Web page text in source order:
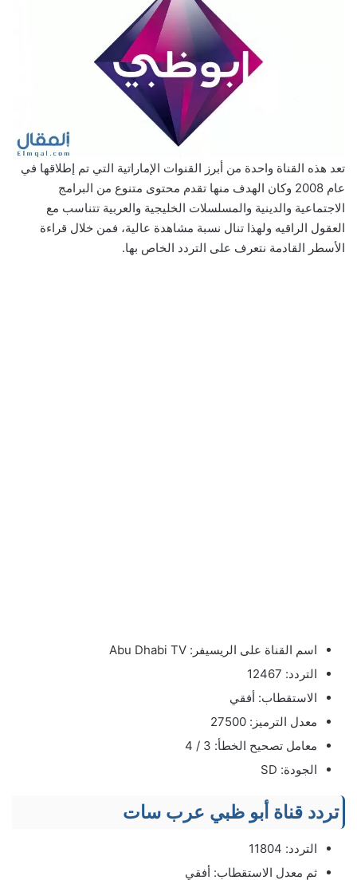
تعد هذه القناة واحدة من أبرز القنوات الإماراتية التي تم إطلاقها في
عام 2008 وكان الهدف منها تقدم محتوى متنوع من البرامج
الاجتماعية والدينية والمسلسلات الخليجية والعربية تتناسب مع
العقول الراقيه ولهذا تنال نسبة مشاهدة عالية، فمن خلال قراءة
الأسطر القادمة نتعرف على التردد الخاص بها.
اسم القناة على الريسيفر: Abu Dhabi TV
التردد: 12467
الاستقطاب: أفقي
معدل الترميز: 27500
معامل تصحيح الخطأ: 3 / 4
الجودة: SD
تردد قناة أبو ظبي عرب سات
التردد: 11804
ثم معدل الاستقطاب: أفقي